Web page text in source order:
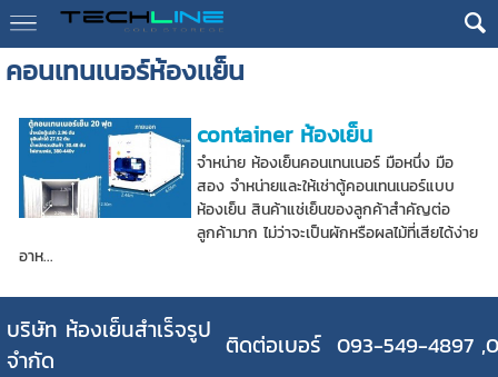
คอนเทนเนอร์ห้องเเย็น
container ห้องเย็น
จำหน่าย ห้องเย็นคอนเทนเนอร์ มือหนึ่ง มือ
สอง จำหน่ายและให้เช่าตู้คอนเทนเนอร์แบบ
ห้องเย็น สินค้าแช่เย็นของลูกค้าสำคัญต่อ
ลูกค้ามาก ไม่ว่าจะเป็นผักหรือผลไม้ที่เสียได้ง่าย
อาห...
บริษัท ห้องเย็นสำเร็จรูป
จำกัด
ติดต่อเบอร์ 093-549-4897